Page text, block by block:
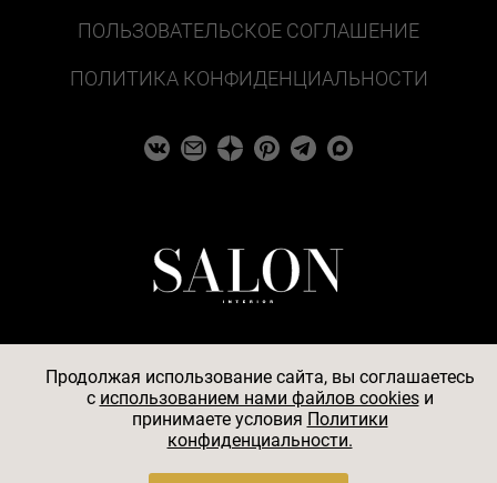
ПОЛЬЗОВАТЕЛЬСКОЕ СОГЛАШЕНИЕ
ПОЛИТИКА КОНФИДЕНЦИАЛЬНОСТИ
© 2026
АО «БКМ», ОГРН 1027739494584, ИНН 7705056238,
127018, Москва, ул. Полковая, д. 3, стр. 4, помещение I,
Продолжая использование сайта, вы соглашаетесь
c использованием нами файлов cookiesи
принимаете условия Политики
конфиденциальности.